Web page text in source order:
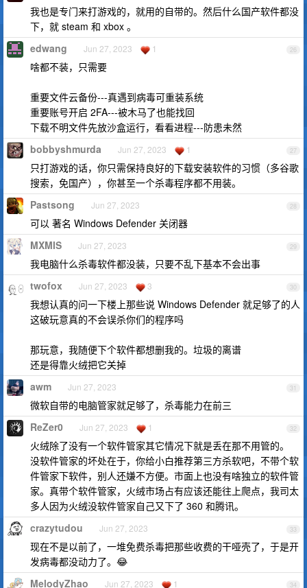
我也是专门来打游戏的，就用的自带的。然后什么国产软件都没
下，就 steam 和 xbox 。
26
edwang Jun 27, 2023 1
啥都不装，只需要
重要文件云备份---真遇到病毒可重装系统
重要账号开启 2FA---被木马了也能找回
下载不明文件先放沙盒运行，看看进程---防患未然
27
bobbyshmurda Jun 27, 2023 1
只打游戏的话，你只需保持良好的下载安装软件的习惯（多谷歌
搜索，免国产），你甚至一个杀毒程序都不用装。
28
Pastsong Jun 27, 2023
可以 著名 Windows Defender 关闭器
29
MXMIS Jun 27, 2023
我电脑什么杀毒软件都没装，只要不乱下基本不会出事
30
twofox Jun 27, 2023 3
我想认真的问一下楼上那些说 Windows Defender 就足够了的人
这破玩意真的不会误杀你们的程序吗
那玩意，我随便下个软件都想删我的。垃圾的离谱
还是得靠火绒把它关掉
31
awm Jun 27, 2023
微软自带的电脑管家就足够了，杀毒能力在前三
32
ReZer0 Jun 27, 2023 1
火绒除了没有一个软件管家其它情况下就是丢在那不用管的。
没软件管家的坏处在于，你给小白推荐第三方杀软吧，不带个软
件管家下软件，别人还嫌不方便。市面上也没有啥独立的软件管
家。真带个软件管家，火绒市场占有应该还能往上爬点，我司太
多人因为火绒没软件管家自己又下了 360 和腾讯。
33
crazytudou Jun 27, 2023
现在不是以前了，一堆免费杀毒把那些收费的干哑壳了，于是开
发病毒都没动力了。😂
34
MelodyZhao Jun 27, 2023 1